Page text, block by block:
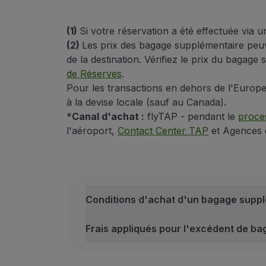
Équipement électronique :
retirez
Objets métalliques :retirez tous les
Vêtements et chaussures :pour
Bébés et enfants :
lorsque vous
Déclaration Spéciale de Valeur des
Si vous voyagez avec des objets de
Conditions :
La déclaration n'est valable que
Le(s) passager(s) doivent toujours
(1) Si votre réservation a été effectuée via
(2) Les prix des bagage supplémentaire
de la destination. Vérifiez le prix du
de Réserves.
Pour les transactions en dehors de
à la devise locale (sauf au Canada).
*Canal d'achat : flyTAP - pendant le
l'aéroport, Contact Center TAP et Agences
Conditions d'achat d'un bagage
Frais appliqués pour l'excédent de